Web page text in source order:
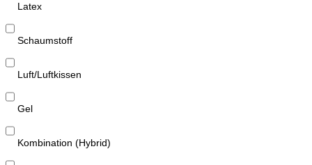
Latex
Schaumstoff
Luft/Luftkissen
Gel
Kombination (Hybrid)